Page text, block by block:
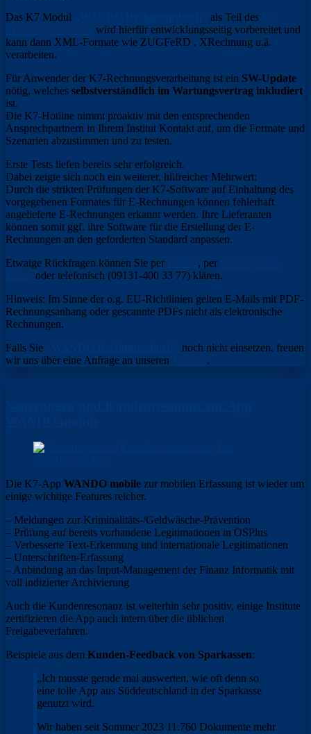
Das K7 Modul
als Teil des
wird hierfür entwicklungsseitig vorbereitet und
kann dann XML-Formate wie ZUGFeRD , XRechnung u.ä.
verarbeiten.
Für Anwender der K7-Rechnungsverarbeitung ist ein SW-Update
nötig, welches selbstverständlich im Wartungsvertrag inkludiert
ist.
Die K7-Hotline nimmt proaktiv mit den entsprechenden
Ansprechpartnern in Ihrem Institut Kontakt auf, um die Formate und
Szenarien abzustimmen und zu testen.
Erste Tests liefen bereits sehr erfolgreich.
Dabei zeigte sich noch ein weiterer, hilfreicher Mehrwert:
Durch die strikten Prüfungen der K7-Software auf Einhaltung des
vorgegebenen Formates für E-Rechnungen können fehlerhaft
angelieferte E-Rechnungen erkannt werden. Ihre Lieferanten
können somit ggf. ihre Software für die Erstellung der E-
Rechnungen an den geforderten Standard anpassen.
Etwaige Rückfragen können Sie per
, per
oder telefonisch (09131-400 33 77) klären.
Hinweis: Im Sinne der o.g. EU-Richtlinien gelten E-Mails mit PDF-
Rechnungsanhang oder gescannte PDFs nicht als elektronische
Rechnungen.
Falls Sie
noch nicht einsetzen, freuen
wir uns über eine Anfrage an unseren
.
Die K7-App WANDO mobile zur mobilen Erfassung ist wieder um
einige wichtige Features reicher.
– Meldungen zur Kriminalitäts-/Geldwäsche-Prävention
– Prüfung auf bereits vorhandene Legitimationen in OSPlus
– Verbesserte Text-Erkennung und internationale Legitimationen
– Unterschriften-Erfassung
– Anbindung an das Input-Management der Finanz Informatik mit
voll indizierter Archivierung
Auch die Kundenresonanz ist weiterhin sehr positiv, einige Institute
zertifizieren die App auch intern über die üblichen
Freigabeverfahren.
Beispiele aus dem Kunden-Feedback von Sparkassen:
„Ich musste gerade mal auswerten, wie oft denn so
eine tolle App aus Süddeutschland in der Sparkasse
genutzt wird.
Wir haben seit Sommer 2023 11.760 Dokumente mehr